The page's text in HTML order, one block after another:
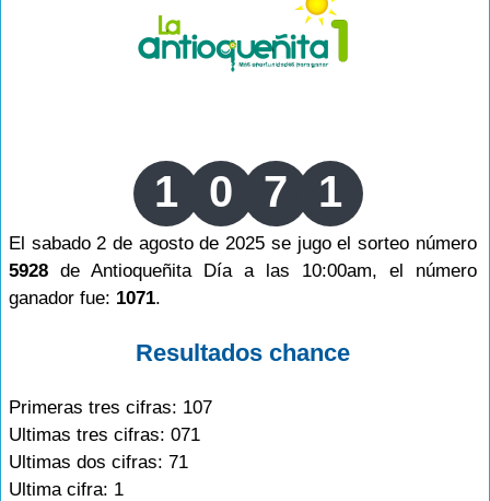
1 0 7 1
El sabado 2 de agosto de 2025 se jugo el sorteo número
5928 de Antioqueñita Día a las 10:00am, el número
ganador fue: 1071.
Resultados chance
Primeras tres cifras: 107
Ultimas tres cifras: 071
Ultimas dos cifras: 71
Ultima cifra: 1